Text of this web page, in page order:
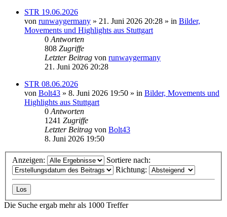
STR 19.06.2026
von runwaygermany » 21. Juni 2026 20:28 » in Bilder,
Movements und Highlights aus Stuttgart
0 Antworten
808 Zugriffe
Letzter Beitrag von runwaygermany
21. Juni 2026 20:28
STR 08.06.2026
von Bolt43 » 8. Juni 2026 19:50 » in Bilder, Movements und
Highlights aus Stuttgart
0 Antworten
1241 Zugriffe
Letzter Beitrag von Bolt43
8. Juni 2026 19:50
Anzeigen:
Sortiere nach:
Richtung:
Die Suche ergab mehr als 1000 Treffer